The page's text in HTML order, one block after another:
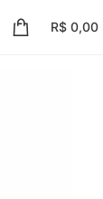
R$ 0,00